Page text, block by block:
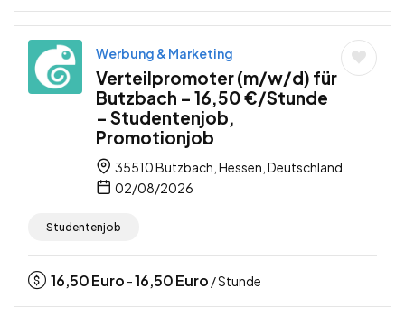
Werbung & Marketing
Verteilpromoter (m/w/d) für
Butzbach – 16,50 €/Stunde
– Studentenjob,
Promotionjob
35510 Butzbach, Hessen, Deutschland
02/08/2026
Studentenjob
16,50Euro -16,50Euro / Stunde